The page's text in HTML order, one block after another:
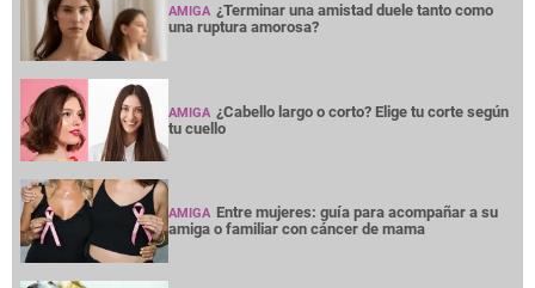
AMIGA ¿Terminar una amistad duele tanto como
una ruptura amorosa?
AMIGA ¿Cabello largo o corto? Elige tu corte según
tu cuello
AMIGA Entre mujeres: guía para acompañar a su
amiga o familiar con cáncer de mama